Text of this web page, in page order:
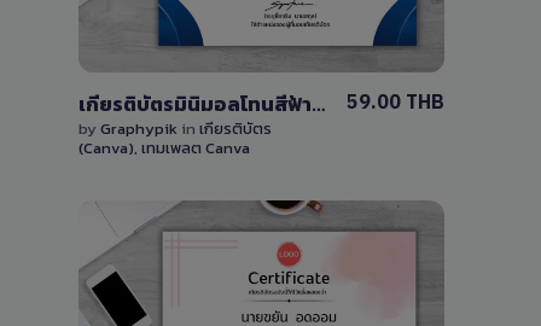
เกียรติบัตรมินิมอลโทนสีฟ้าแบบเรียบง่าย แก้ไขได้ด้วย Canva ฟรี
by Graphypik in เกียรติบัตร
(Canva), เทมเพลต Canva
59.00 THB
View Details